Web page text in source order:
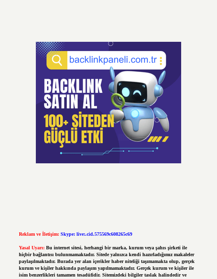
Reklam ve İletişim: Skype: live:.cid.575569c608265c69
Yasal Uyarı: Bu internet sitesi, herhangi bir marka, kurum veya şahıs şirketi ile
hiçbir bağlantısı bulunmamaktadır. Sitede yalnızca kendi hazırladığımız makaleler
paylaşılmaktadır. Burada yer alan içerikler haber niteliği taşımamakta olup, gerçek
kurum ve kişiler hakkında paylaşım yapılmamaktadır. Gerçek kurum ve kişiler ile
isim benzerlikleri tamamen tesadüfidir. Sitemizdeki bilgiler taslak halindedir ve